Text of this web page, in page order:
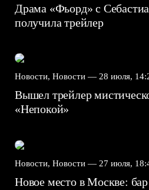
Драма «Фьорд» с
получила трейлер
Новости, Новости — 28 июля,
Вышел трейлер
«Непокой»
Новости, Новости — 27 июля,
Новое место в Москве: